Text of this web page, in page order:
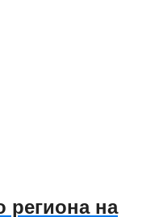
региона на